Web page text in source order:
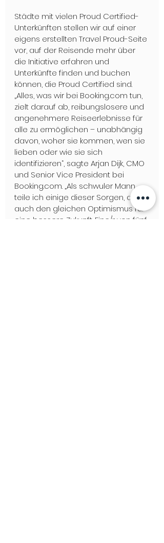
Städte mit vielen Proud Certified-
Unterkünften stellen wir auf einer
eigens erstellten Travel Proud-Seite
vor, auf der Reisende mehr über
die Initiative erfahren und
Unterkünfte finden und buchen
können, die Proud Certified sind.
„Alles, was wir bei Booking.com tun,
zielt darauf ab, reibungslosere und
angenehmere Reiseerlebnisse für
alle zu ermöglichen – unabhängig
davon, woher sie kommen, wen sie
lieben oder wie sie sich
identifizieren“, sagte Arjan Dijk, CMO
und Senior Vice President bei
Booking.com. „Als schwuler Mann
teile ich einige dieser Sorgen, aber
auch den gleichen Optimismus für
eine bessere Zukunft. Eine/r von fünf